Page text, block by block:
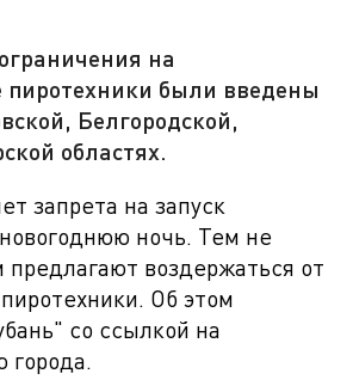
на
пиротехники были введены
Белгородской,
областях.
запрета на запуск
ночь. Тем не
воздержаться от
Об этом
со ссылкой на
города.